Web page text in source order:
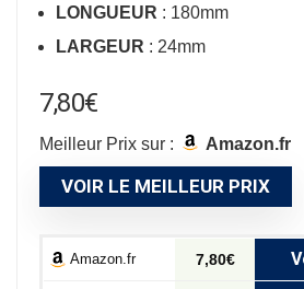
LONGUEUR : 180mm
LARGEUR : 24mm
7,80€
Meilleur Prix sur : Amazon.fr
VOIR LE MEILLEUR PRIX
Amazon.fr 7,80€